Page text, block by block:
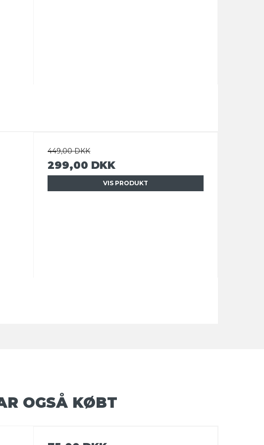
449,00 DKK
299,00 DKK
VIS PRODUKT
OGSÅ KØBT